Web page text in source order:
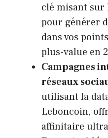
clé misant sur
pour générer
dans vos
plus-value en
Campagnes
réseaux
utilisant la
Leboncoin,
affinitaire